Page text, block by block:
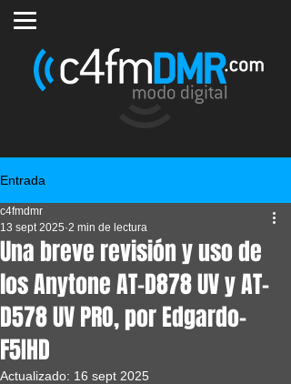
Entrada
Una breve revisión y uso de
los Anytone AT-D878 UV y AT-
D578 UV PRO, por Edgardo-
F5IHD
c4fmdmr
13 sept 2025 2 min de lectura
Actualizado: 16 sept 2025